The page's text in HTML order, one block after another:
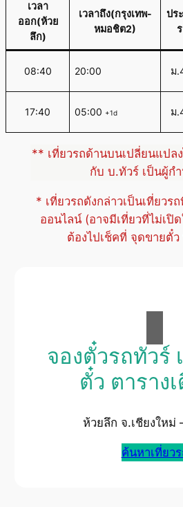
เวลา
ออก(ห้วย
ลึก)
เวลาถึง(กรุงเทพ-
หมอชิต2)
ปร
08:40 20:00 ม
17:40 05:00 +1d ม
** เที่ยวรถด้านบนเปลี่ยนแปล
กับ บ.ทัวร์ เป็นผู้ก
* เที่ยวรถดังกล่าวเป็นเที่ยวร
ออนไลน์ (อาจมีเที่ยวที่ไม่เปิ
ต้องไปเช็คที่ จุดขายตั๋
จองตั๋วรถทัวร์
ตั๋ว ตาราง
ห้วยลึก จ.เชียงใหม่
ค้นหาเที่ยว